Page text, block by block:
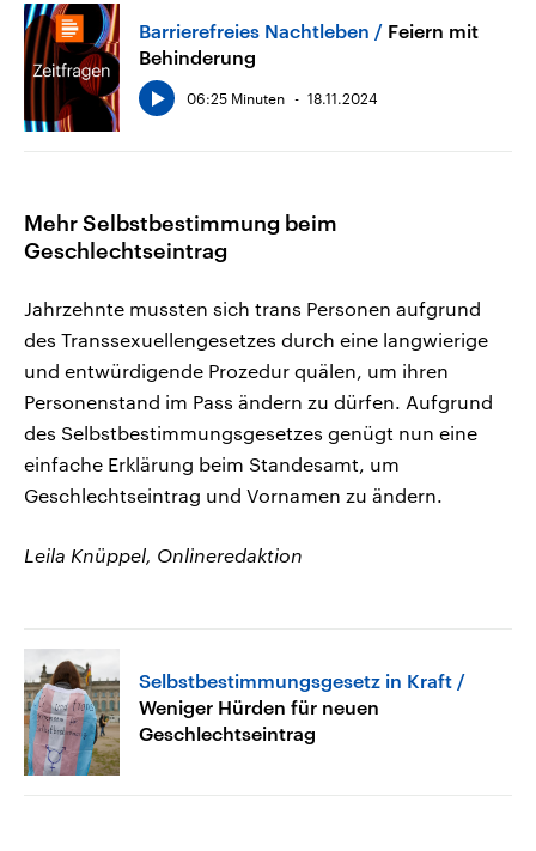
Barrierefreies Nachtleben
Feiern mit
Behinderung
06:25 Minuten 18.11.2024
Mehr Selbstbestimmung beim
Geschlechtseintrag
Jahrzehnte mussten sich trans Personen aufgrund
des Transsexuellengesetzes durch eine langwierige
und entwürdigende Prozedur quälen, um ihren
Personenstand im Pass ändern zu dürfen. Aufgrund
des Selbstbestimmungsgesetzes genügt nun eine
einfache Erklärung beim Standesamt, um
Geschlechtseintrag und Vornamen zu ändern.
Leila Knüppel, Onlineredaktion
Selbstbestimmungsgesetz in Kraft
Weniger Hürden für neuen
Geschlechtseintrag